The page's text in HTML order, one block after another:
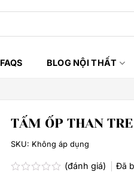
FAQS BLOG NỘI THẤT
TẤM ỐP THAN
(đánh giá) Đã
SKU: Không áp dụng